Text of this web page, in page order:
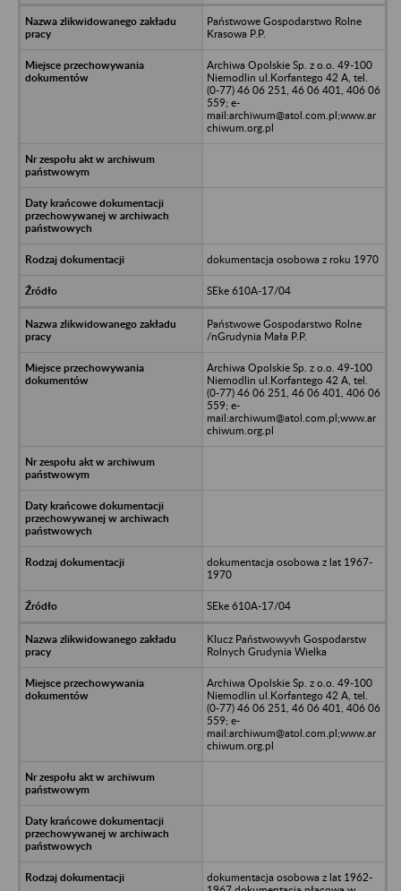
Państwowe Gospodarstwo Rolne
Krasowa P.P.
Archiwa Opolskie Sp. z o.o. 49-100
Niemodlin ul.Korfantego 42 A, tel.
(0-77) 46 06 251, 46 06 401, 406 06
559; e-
mail:archiwum@atol.com.pl;www.ar
chiwum.org.pl
dokumentacja osobowa z roku 1970
SEke 610A-17/04
Państwowe Gospodarstwo Rolne
/nGrudynia Mała P.P.
Archiwa Opolskie Sp. z o.o. 49-100
Niemodlin ul.Korfantego 42 A, tel.
(0-77) 46 06 251, 46 06 401, 406 06
559; e-
mail:archiwum@atol.com.pl;www.ar
chiwum.org.pl
dokumentacja osobowa z lat 1967-
1970
SEke 610A-17/04
Klucz Państwowyvh Gospodarstw
Rolnych Grudynia Wielka
Archiwa Opolskie Sp. z o.o. 49-100
Niemodlin ul.Korfantego 42 A, tel.
(0-77) 46 06 251, 46 06 401, 406 06
559; e-
mail:archiwum@atol.com.pl;www.ar
chiwum.org.pl
dokumentacja osobowa z lat 1962-